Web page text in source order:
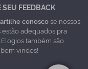
SEU FEEDBACK
conoscose nossos
estão adequados pra
também são
vindos!